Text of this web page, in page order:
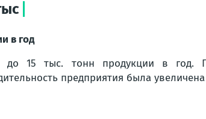
в год
до 15 тыс. тонн продукции в год.
предприятия была